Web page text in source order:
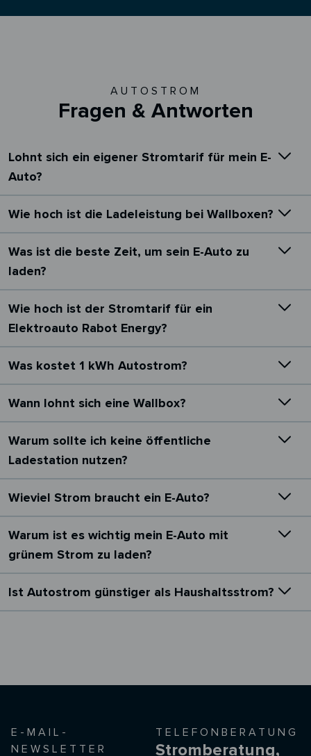
AUTOSTROM
Fragen & Antworten
Lohnt sich ein eigener Stromtarif für mein E-
Auto?
Wie hoch ist die Ladeleistung bei Wallboxen?
Was ist die beste Zeit, um sein E-Auto zu
laden?
Wie hoch ist der Stromtarif für ein
Elektroauto Rabot Energy?
Was kostet 1 kWh Autostrom?
Wann lohnt sich eine Wallbox?
Warum sollte ich keine öffentliche
Ladestation nutzen?
Wieviel Strom braucht ein E-Auto?
Warum ist es wichtig mein E-Auto mit
grünem Strom zu laden?
Ist Autostrom günstiger als Haushaltsstrom?
E-MAIL-
NEWSLETTER
TELEFONBERATUNG
Stromberatung,